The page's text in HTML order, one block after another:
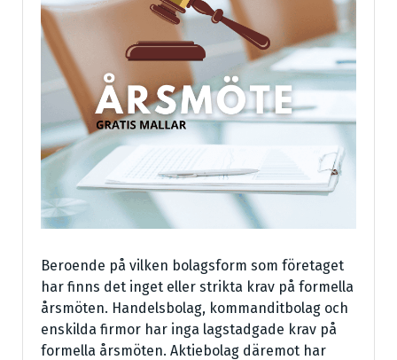
Beroende på vilken bolagsform som företaget
har finns det inget eller strikta krav på formella
årsmöten. Handelsbolag, kommanditbolag och
enskilda firmor har inga lagstadgade krav på
formella årsmöten. Aktiebolag däremot har